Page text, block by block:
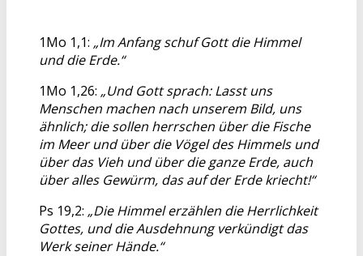
1Mo 1,1: „Im Anfang schuf Gott die Himmel
und die Erde.“
1Mo 1,26: „Und Gott sprach: Lasst uns
Menschen machen nach unserem Bild, uns
ähnlich; die sollen herrschen über die Fische
im Meer und über die Vögel des Himmels und
über das Vieh und über die ganze Erde, auch
über alles Gewürm, das auf der Erde kriecht!“
Ps 19,2: „Die Himmel erzählen die Herrlichkeit
Gottes, und die Ausdehnung verkündigt das
Werk seiner Hände.“